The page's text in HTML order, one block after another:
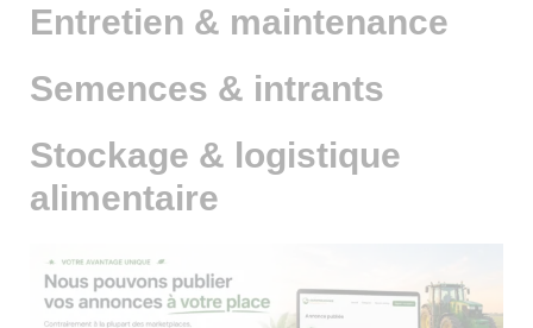
Entretien & maintenance
Semences & intrants
Stockage & logistique
alimentaire